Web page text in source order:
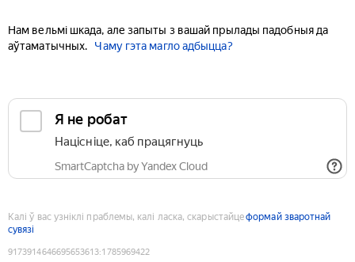
Нам вельмі шкада, але запыты з вашай прылады падобныя да
аўтаматычных.
Чаму гэта магло адбыцца?
Я не робат
Націсніце, каб працягнуць
SmartCaptcha by Yandex Cloud
Калі ў вас узніклі праблемы, калі ласка, скарыстайцеформай зваротнай
сувязі
9173914646695653613:1785969422